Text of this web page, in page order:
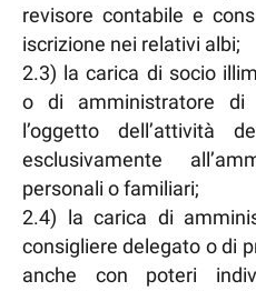
revisore contabile e
iscrizione nei relativi albi;
2.3) la carica di socio
o di amministratore di
l’oggetto dell’attività
esclusivamente
personali o familiari;
2.4) la carica di
consigliere delegato o di
anche con poteri